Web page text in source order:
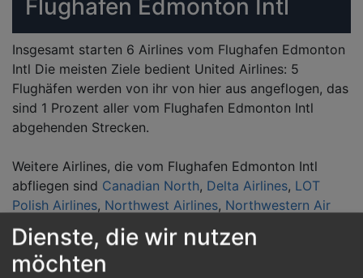
Flughafen Edmonton Intl
Insgesamt starten 6 Airlines vom Flughafen Edmonton
Intl Die meisten Ziele bedient United Airlines: 5
Flughäfen werden von ihr von hier aus angeflogen, das
sind 1 Prozent aller vom Flughafen Edmonton Intl
abgehenden Strecken.
Weitere Airlines, die vom Flughafen Edmonton Intl
abfliegen sind Canadian North, Delta Airlines, LOT
Polish Airlines, Northwest Airlines, Northwestern Air
Reiseziele von Edmonton Intl
Dienste, die wir nutzen
möchten